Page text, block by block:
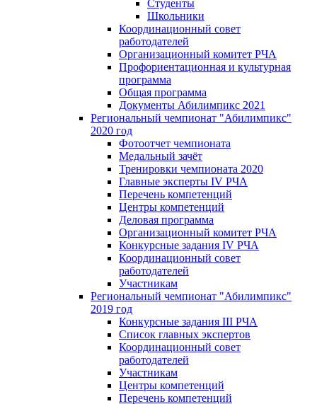
Студенты
Школьники
Координационный совет
работодателей
Организационный комитет РЧА
Профориентационная и культурная
программа
Общая программа
Документы Абилимпикс 2021
Региональный чемпионат "Абилимпикс"
2020 год
Фотоотчет чемпионата
Медальный зачёт
Тренировки чемпионата 2020
Главные эксперты IV РЧА
Перечень компетенций
Центры компетенций
Деловая программа
Организационный комитет РЧА
Конкурсные задания IV РЧА
Координационный совет
работодателей
Участникам
Региональный чемпионат "Абилимпикс"
2019 год
Конкурсные задания III РЧА
Список главных экспертов
Координационный совет
работодателей
Участникам
Центры компетенций
Перечень компетенций